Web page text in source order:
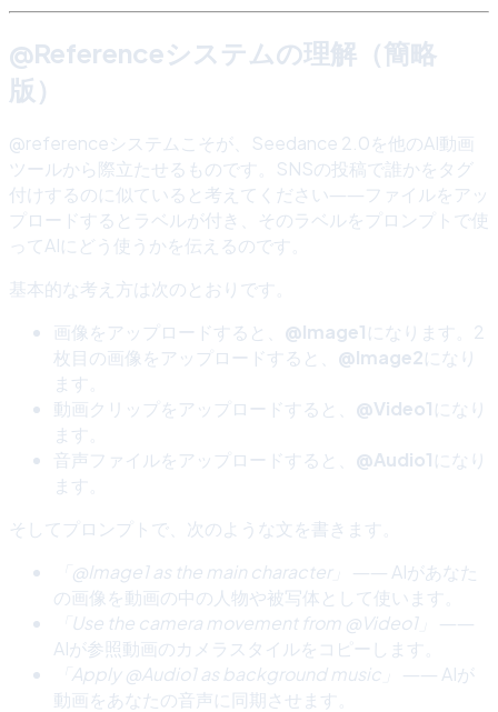
@Referenceシステムの理解（簡略
版）
@referenceシステムこそが、Seedance 2.0を他のAI動画
ツールから際立たせるものです。SNSの投稿で誰かをタグ
付けするのに似ていると考えてください――ファイルをアッ
プロードするとラベルが付き、そのラベルをプロンプトで使
ってAIにどう使うかを伝えるのです。
基本的な考え方は次のとおりです。
画像をアップロードすると、 @Image1になります。2
枚目の画像をアップロードすると、 @Image2になり
ます。
動画クリップをアップロードすると、 @Video1になり
ます。
音声ファイルをアップロードすると、 @Audio1になり
ます。
そしてプロンプトで、次のような文を書きます。
「@Image1 as the main character」
―― AIがあなた
の画像を動画の中の人物や被写体として使います。
「Use the camera movement from @Video1」
――
AIが参照動画のカメラスタイルをコピーします。
「Apply @Audio1 as background music」
―― AIが
動画をあなたの音声に同期させます。